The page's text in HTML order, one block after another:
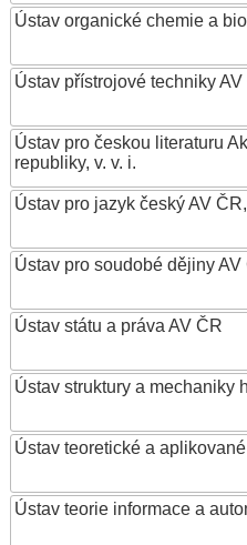
Ústav organické chemie a
Ústav přístrojové techniky AV
Ústav pro českou literaturu
republiky, v. v. i.
Ústav pro jazyk český AV ČR,
Ústav pro soudobé dějiny AV
Ústav státu a práva AV ČR
Ústav struktury a mechaniky
Ústav teoretické a
Ústav teorie informace a